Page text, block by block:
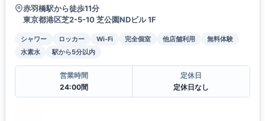
赤羽橋駅から徒歩11分
東京都港区芝2-5-10 芝公園NDビル 1F
シャワー ロッカー Wi-Fi 完全個室 他店舗利用
無料体験
水素水
駅から5分以内
営業時間
24:00間
定休日
定休日なし